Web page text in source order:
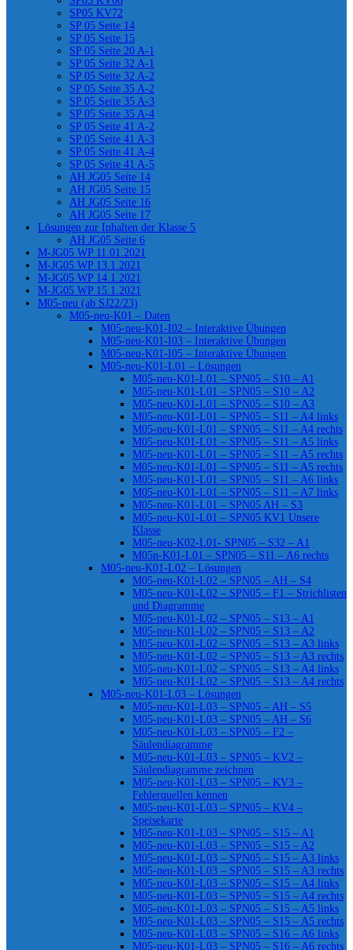
SP05 KV72
SP 05 Seite 14
SP 05 Seite 15
SP 05 Seite 20 A-1
SP 05 Seite 32 A-1
SP 05 Seite 32 A-2
SP 05 Seite 35 A-2
SP 05 Seite 35 A-3
SP 05 Seite 35 A-4
SP 05 Seite 41 A-2
SP 05 Seite 41 A-3
SP 05 Seite 41 A-4
SP 05 Seite 41 A-5
AH JG05 Seite 14
AH JG05 Seite 15
AH JG05 Seite 16
AH JG05 Seite 17
Lösungen zur Inhalten der Klasse 5
AH JG05 Seite 6
M-JG05 WP 11.01.2021
M-JG05 WP 13.1.2021
M-JG05 WP 14.1.2021
M-JG05 WP 15.1.2021
M05-neu (ab SJ22/23)
M05-neu-K01 – Daten
M05-neu-K01-I02 – Interaktive Übungen
M05-neu-K01-I03 – Interaktive Übungen
M05-neu-K01-I05 – Interaktive Übungen
M05-neu-K01-L01 – Lösungen
M05-neu-K01-L01 – SPN05 – S10 – A1
M05-neu-K01-L01 – SPN05 – S10 – A2
M05-neu-K01-L01 – SPN05 – S10 – A3
M05-neu-K01-L01 – SPN05 – S11 – A4 links
M05-neu-K01-L01 – SPN05 – S11 – A4 rechts
M05-neu-K01-L01 – SPN05 – S11 – A5 links
M05-neu-K01-L01 – SPN05 – S11 – A5 rechts
M05-neu-K01-L01 – SPN05 – S11 – A5 rechts
M05-neu-K01-L01 – SPN05 – S11 – A6 links
M05-neu-K01-L01 – SPN05 – S11 – A7 links
M05-neu-K01-L01 – SPN05 AH – S3
M05-neu-K01-L01 – SPN05 KV1 Unsere
Klasse
M05-neu-K02-L01- SPN05 – S32 – A1
M05n-K01-L01 – SPN05 – S11 – A6 rechts
M05-neu-K01-L02 – Lösungen
M05-neu-K01-L02 – SPN05 – AH – S4
M05-neu-K01-L02 – SPN05 – F1 – Strichlisten
und Diagramme
M05-neu-K01-L02 – SPN05 – S13 – A1
M05-neu-K01-L02 – SPN05 – S13 – A2
M05-neu-K01-L02 – SPN05 – S13 – A3 links
M05-neu-K01-L02 – SPN05 – S13 – A3 rechts
M05-neu-K01-L02 – SPN05 – S13 – A4 links
M05-neu-K01-L02 – SPN05 – S13 – A4 rechts
M05-neu-K01-L03 – Lösungen
M05-neu-K01-L03 – SPN05 – AH – S5
M05-neu-K01-L03 – SPN05 – AH – S6
M05-neu-K01-L03 – SPN05 – F2 –
Säulendiagramme
M05-neu-K01-L03 – SPN05 – KV2 –
Säulendiagramme zeichnen
M05-neu-K01-L03 – SPN05 – KV3 –
Fehlerquellen kennen
M05-neu-K01-L03 – SPN05 – KV4 –
Speisekarte
M05-neu-K01-L03 – SPN05 – S15 – A1
M05-neu-K01-L03 – SPN05 – S15 – A2
M05-neu-K01-L03 – SPN05 – S15 – A3 links
M05-neu-K01-L03 – SPN05 – S15 – A3 rechts
M05-neu-K01-L03 – SPN05 – S15 – A4 links
M05-neu-K01-L03 – SPN05 – S15 – A4 rechts
M05-neu-K01-L03 – SPN05 – S15 – A5 links
M05-neu-K01-L03 – SPN05 – S15 – A5 rechts
M05-neu-K01-L03 – SPN05 – S16 – A6 links
M05-neu-K01-L03 – SPN05 – S16 – A6 rechts